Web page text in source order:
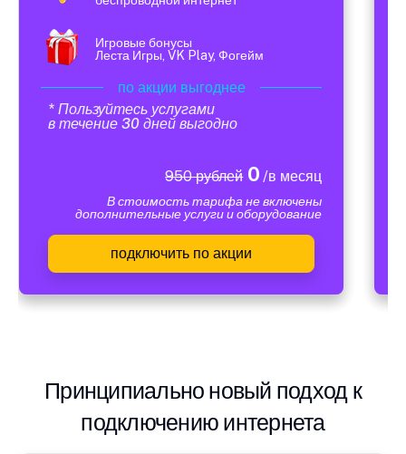
Игровые бонусы
Леста Игры, VK Play, Фогейм
по акции выгоднее
* Пользуйтесь услугами
в течение 30 дней выгодно
950 рублей0 /в месяц
В стоимость тарифа не включены
дополнительные услуги и оборудование
подключить по акции
Принципиально новый подход к
подключению интернета